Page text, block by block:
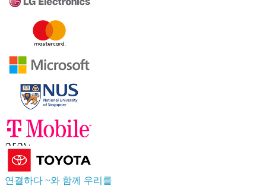
연락하다 우리를
US+1 833 909 2966 ( Toll Free )
UK +44 808 502 0280 (Toll Free )
APAC
sales@fortunebusinessinsights.com
연결하다 ~와 함께 우리를